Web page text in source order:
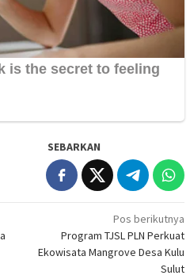
SEBARKAN
Pos berikutnya
Program TJSL PLN Perkuat
Ekowisata Mangrove Desa Kulu
Sulut